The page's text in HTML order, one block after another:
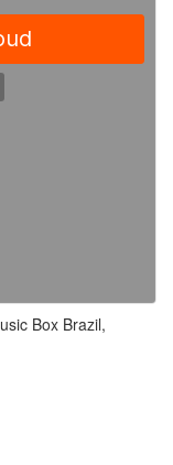
Box Brazil,